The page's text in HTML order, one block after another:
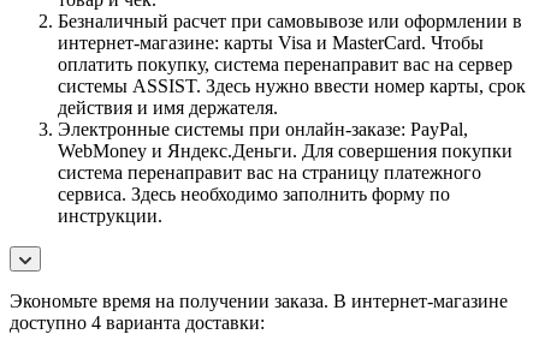
Безналичный расчет при самовывозе или оформлении в
интернет-магазине: карты Visa и MasterCard. Чтобы
оплатить покупку, система перенаправит вас на сервер
системы ASSIST. Здесь нужно ввести номер карты, срок
действия и имя держателя.
Электронные системы при онлайн-заказе: PayPal,
WebMoney и Яндекс.Деньги. Для совершения покупки
система перенаправит вас на страницу платежного
сервиса. Здесь необходимо заполнить форму по
инструкции.
Экономьте время на получении заказа. В интернет-магазине
доступно 4 варианта доставки: